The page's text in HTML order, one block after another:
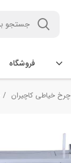
فروشگاه
چرخ خیاطی کاچیران